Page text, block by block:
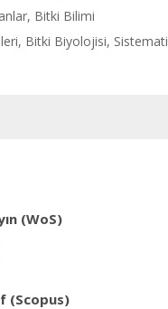
Bitki Bilimi
Bitki Biyolojisi,
(WoS)
(Scopus)